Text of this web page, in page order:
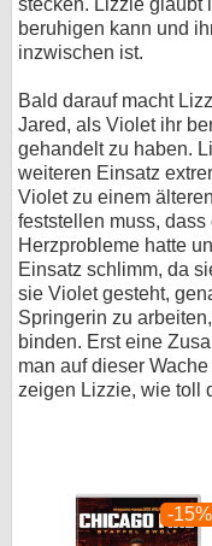
stecken. Lizzie glaubt
beruhigen kann und
inzwischen ist.
Bald darauf macht
Jared, als Violet ihr
gehandelt zu haben.
weiteren Einsatz
Violet zu einem
feststellen muss,
Herzprobleme hatte
Einsatz schlimm, da
sie Violet gesteht,
Springerin zu
binden. Erst eine
man auf dieser
zeigen Lizzie, wie toll
-15%